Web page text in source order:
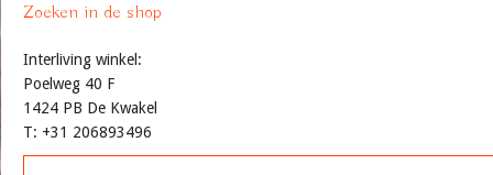
Zoeken in de shop
Interliving winkel:
Poelweg 40 F
1424 PB De Kwakel
T: +31 206893496